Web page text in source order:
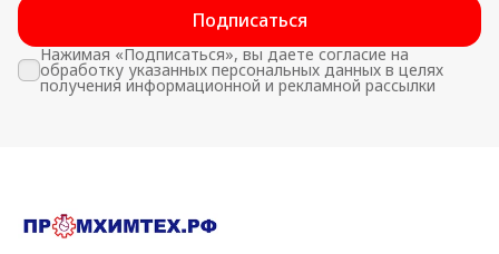
Подписаться
Нажимая «Подписаться», вы даете согласие на
обработку указанных персональных данных в целях
получения информационной и рекламной рассылки